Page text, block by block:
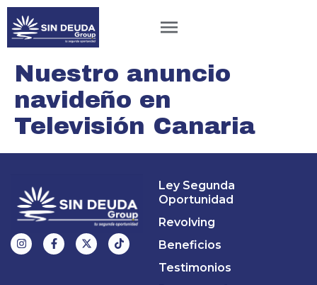
Nuestro anuncio
navideño en
Televisión Canaria
Ley Segunda
Oportunidad
Revolving
Beneficios
Testimonios